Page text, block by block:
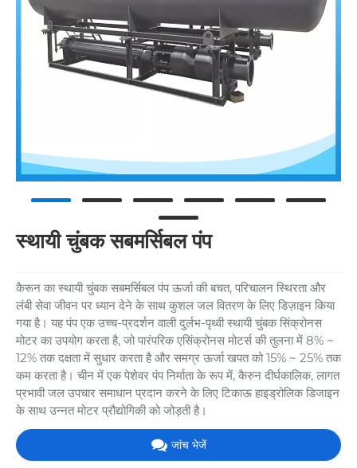
स्थायी चुंबक सबमर्सिबल पंप
कैरून का स्थायी चुंबक सबमर्सिबल पंप ऊर्जा की बचत, परिचालन स्थिरता और
लंबी सेवा जीवन पर ध्यान देने के साथ कुशल जल वितरण के लिए डिज़ाइन किया
गया है। यह पंप एक उच्च-प्रदर्शन वाली दुर्लभ-पृथ्वी स्थायी चुंबक सिंक्रोनस
मोटर का उपयोग करता है, जो पारंपरिक एसिंक्रोनस मोटर्स की तुलना में 8% ~
12% तक दक्षता में सुधार करता है और समग्र ऊर्जा खपत को 15% ~ 25% तक
कम करता है। चीन में एक पेशेवर पंप निर्माता के रूप में, कैरुन दीर्घकालिक, लागत
प्रभावी जल उपचार समाधान प्रदान करने के लिए टिकाऊ हाइड्रोलिक डिजाइन
के साथ उन्नत मोटर प्रौद्योगिकी को जोड़ती है।
जांच भेजें